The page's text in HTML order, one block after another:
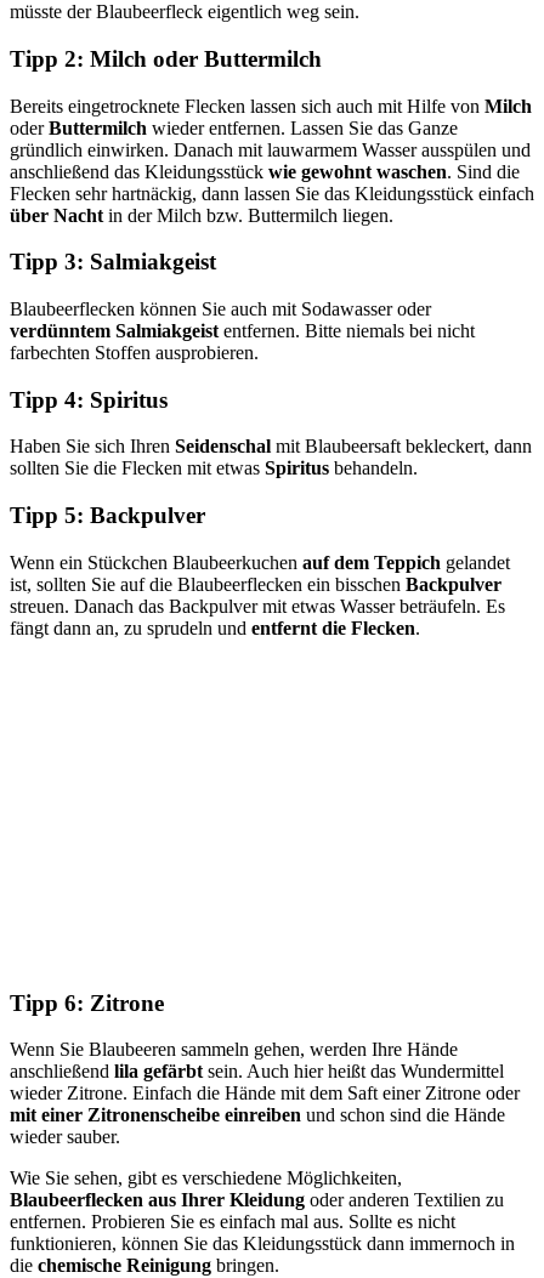
müsste der Blaubeerfleck eigentlich weg sein.
Tipp 2: Milch oder Buttermilch
Bereits eingetrocknete Flecken lassen sich auch mit Hilfe von Milch
oderButtermilch wieder entfernen. Lassen Sie das Ganze
gründlich einwirken. Danach mit lauwarmem Wasser ausspülen und
anschließend das Kleidungsstück wie gewohnt waschen. Sind die
Flecken sehr hartnäckig, dann lassen Sie das Kleidungsstück einfach
über Nacht in der Milch bzw. Buttermilch liegen.
Tipp 3: Salmiakgeist
Blaubeerflecken können Sie auch mit Sodawasser oder
verdünntem Salmiakgeist entfernen. Bitte niemals bei nicht
farbechten Stoffen ausprobieren.
Tipp 4: Spiritus
Haben Sie sich Ihren Seidenschal mit Blaubeersaft bekleckert, dann
sollten Sie die Flecken mit etwas Spiritus behandeln.
Tipp 5: Backpulver
Wenn ein Stückchen Blaubeerkuchen auf dem Teppich gelandet
ist, sollten Sie auf die Blaubeerflecken ein bisschen Backpulver
streuen. Danach das Backpulver mit etwas Wasser beträufeln. Es
fängt dann an, zu sprudeln und entfernt die Flecken.
Tipp 6: Zitrone
Wenn Sie Blaubeeren sammeln gehen, werden Ihre Hände
anschließend lila gefärbt sein. Auch hier heißt das Wundermittel
wieder Zitrone. Einfach die Hände mit dem Saft einer Zitrone oder
mit einer Zitronenscheibe einreiben und schon sind die Hände
wieder sauber.
Wie Sie sehen, gibt es verschiedene Möglichkeiten,
Blaubeerflecken aus Ihrer Kleidung oder anderen Textilien zu
entfernen. Probieren Sie es einfach mal aus. Sollte es nicht
funktionieren, können Sie das Kleidungsstück dann immernoch in
die chemische Reinigung bringen.